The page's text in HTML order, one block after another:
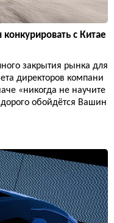
с Китае
закрытия рынка для
директоров компани
«никогда не научите
обойдётся Вашин